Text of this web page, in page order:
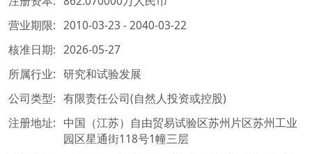
营业期限: 2010-03-23 - 2040-03-22
核准日期: 2026-05-27
所属行业: 研究和试验发展
公司类型: 有限责任公司(自然人投资或控股)
注册地址: 中国（江苏）自由贸易试验区苏州片区苏州工业
园区星通街118号1幢三层